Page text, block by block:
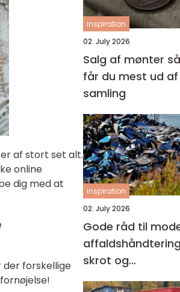
af stort set alt.
online
dig med at
der forskellige
inspiration
02. July 2026
Salg af mønter sådan
får du mest ud af
samling
inspiration
02. July 2026
Gode råd til
skrot og
affaldsbranchen